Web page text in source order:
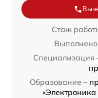
Стаж
Специализация
Образование –